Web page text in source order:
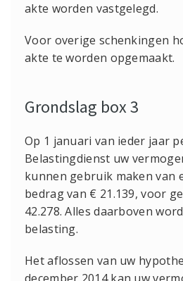
akte worden vastgelegd.
Voor overige schenkingen
akte te worden opgemaakt.
Grondslag box 3
Op 1 januari van ieder jaar
Belastingdienst uw
kunnen gebruik maken van
bedrag van € 21.139, voor
42.278. Alles daarboven
belasting.
Het aflossen van uw